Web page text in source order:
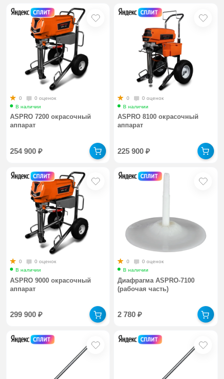
0
0 оценок
В наличии
ASPRO 7200 окрасочный
аппарат
254 900₽
0
0 оценок
В наличии
ASPRO 8100 окрасочный
аппарат
225 900₽
0
0 оценок
В наличии
ASPRO 9000 окрасочный
аппарат
299 900₽
0
0 оценок
В наличии
Диафрагма ASPRO-7100
(рабочая часть)
2 780₽